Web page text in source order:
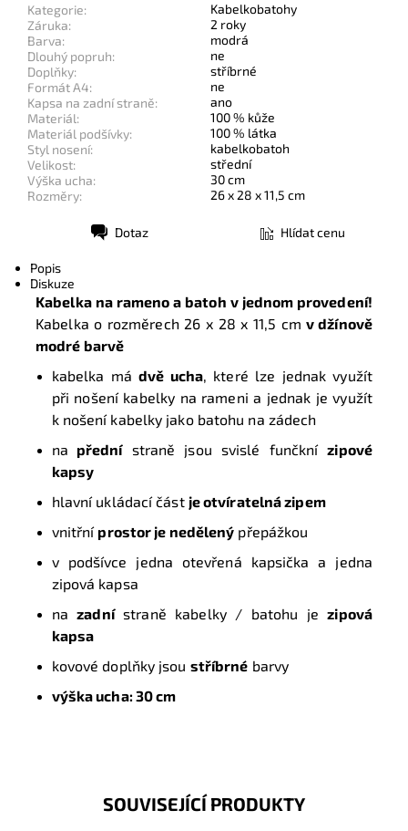
Kategorie:
Kabelkobatohy
Záruka:
2 roky
Barva:
modrá
Dlouhý popruh:
ne
Doplňky:
stříbrné
Formát A4:
ne
Kapsa na zadní straně:
ano
Materiál:
100 % kůže
Materiál podšívky:
100 % látka
Styl nosení:
kabelkobatoh
Velikost:
střední
Výška ucha:
30 cm
Rozměry:
26 x 28 x 11,5 cm
Dotaz Hlídat cenu
Popis
Diskuze
Kabelka na rameno a batoh v jednom provedení!
Kabelka o rozměrech 26 x 28 x 11,5 cm v džínově
modré barvě
kabelka má dvě ucha, které lze jednak využít
při nošení kabelky na rameni a jednak je využít
k nošení kabelky jako batohu na zádech
na přednístraně jsou svislé funčknízipové
kapsy
hlavní ukládací část je otvíratelná zipem
vnitřní prostor je nedělený přepážkou
v podšívce jedna otevřená kapsička a jedna
zipová kapsa
nazadnístraně kabelky / batohu jezipová
kapsa
kovové doplňky jsou stříbrné barvy
výška ucha: 30 cm
SOUVISEJÍCÍ PRODUKTY